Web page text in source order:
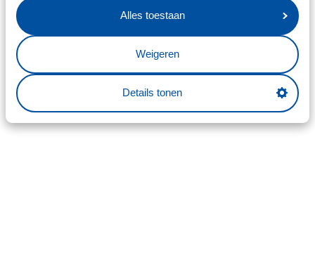
Alles toestaan
Weigeren
Details tonen